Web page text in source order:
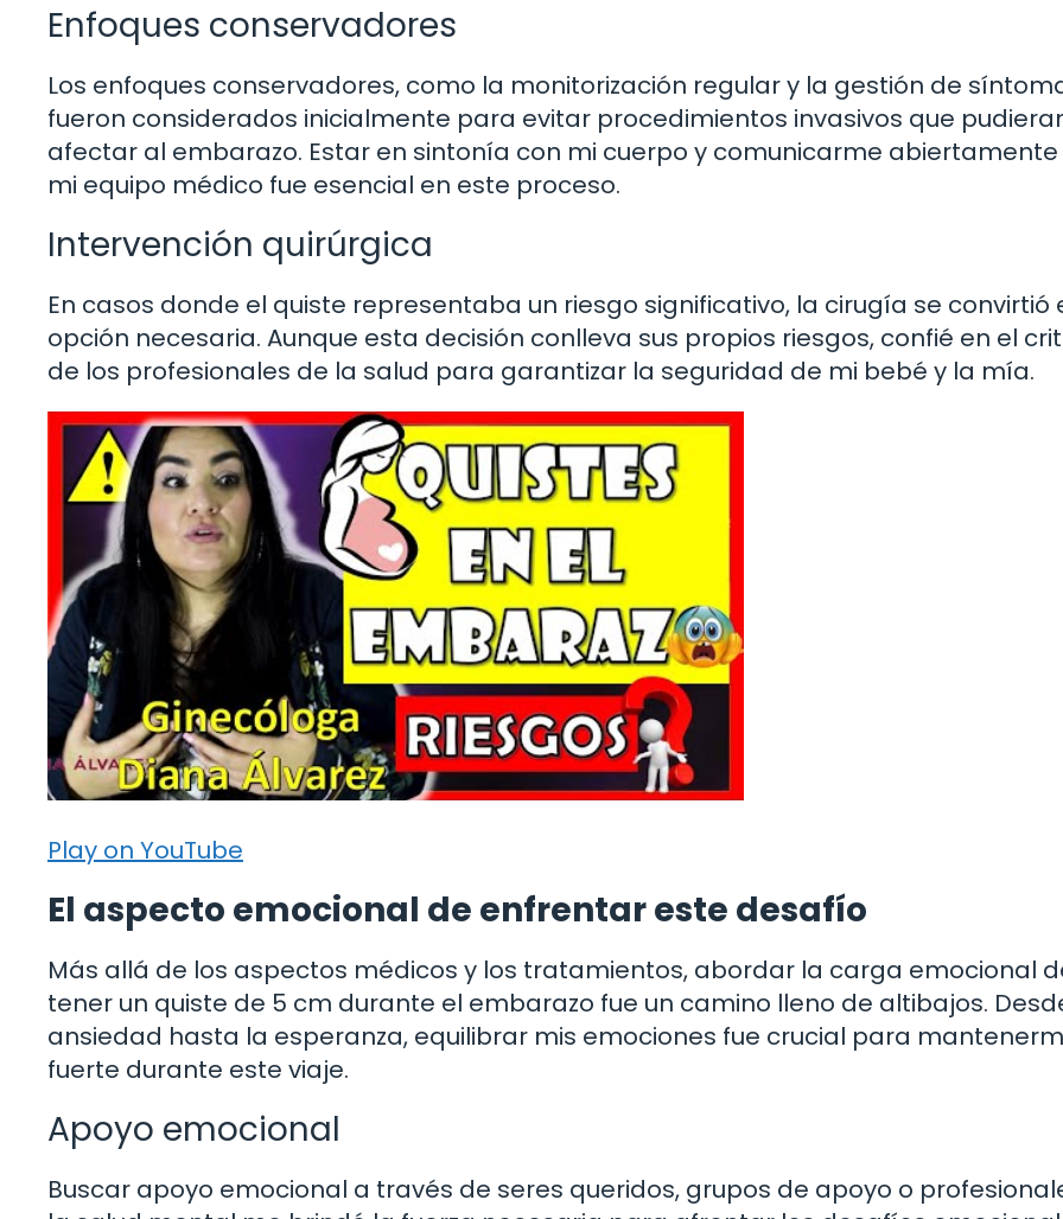
Enfoques conservadores
Los enfoques conservadores, como la monitorización regular y la gestión de
fueron considerados inicialmente para evitar procedimientos invasivos que
afectar al embarazo. Estar en sintonía con mi cuerpo y comunicarme
mi equipo médico fue esencial en este proceso.
Intervención quirúrgica
En casos donde el quiste representaba un riesgo significativo, la cirugía se convirtió
opción necesaria. Aunque esta decisión conlleva sus propios riesgos, confié en el
de los profesionales de la salud para garantizar la seguridad de mi bebé y la mía.
Play on YouTube
El aspecto emocional de enfrentar este desafío
Más allá de los aspectos médicos y los tratamientos, abordar la carga emocional
tener un quiste de 5 cm durante el embarazo fue un camino lleno de altibajos.
ansiedad hasta la esperanza, equilibrar mis emociones fue crucial para
fuerte durante este viaje.
Apoyo emocional
Buscar apoyo emocional a través de seres queridos, grupos de apoyo o